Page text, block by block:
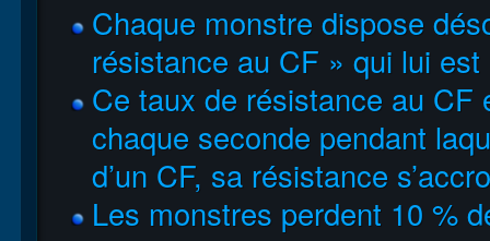
Chaque monstre dispose
résistance au CF » qui lui est
Ce taux de résistance au CF
chaque seconde pendant
d’un CF, sa résistance
Les monstres perdent 10 %